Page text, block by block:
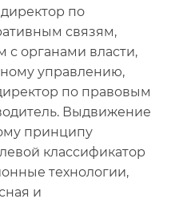
по
связям,
органами власти,
управлению,
по правовым
Выдвижение
принципу
классификатор
технологии,
и